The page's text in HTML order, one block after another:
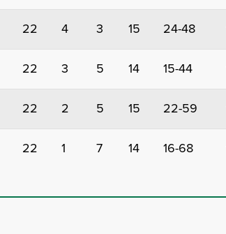
22 4 3 15 24-48
22 3 5 14 15-44
22 2 5 15 22-59
22 1 7 14 16-68